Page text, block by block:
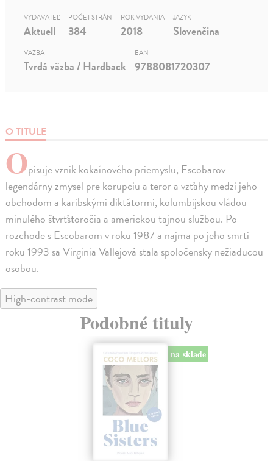
O TITULE
Opisuje vznik kokaínového priemyslu, Escobarov
legendárny zmysel pre korupciu a teror a vzťahy medzi jeho
obchodom a karibskými diktátormi, kolumbijskou vládou
minulého štvrťstoročia a americkou tajnou službou. Po
rozchode s Escobarom v roku 1987 a najmä po jeho smrti
roku 1993 sa Virginia Vallejová stala spoločensky nežiaducou
osobou.
VYDAVATEĽ
Aktuell
POČET STRÁN
384
ROK VYDANIA
2018
JAZYK
Slovenčina
VÄZBA
Tvrdá väzba / Hardback
EAN
9788081720307
High-contrast mode
Podobné tituly
na sklade